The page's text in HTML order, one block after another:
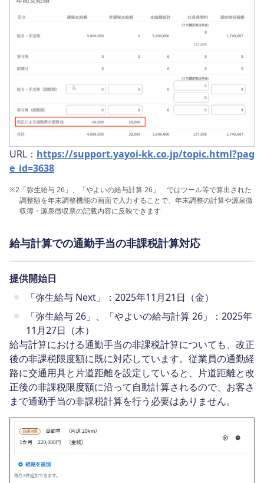
URL： https://support.yayoi-kk.co.jp/topic.html?pag
e_id=3638
※2 「弥生給与 26」、「やよいの給与計算 26」 ではツール等で算出された
調整額を年末調整機能の画面で入力することで、年末調整の計算や源泉徴
収簿・源泉徴収票の記載内容に反映できます
給与計算での通勤手当の非課税計算対応
提供開始日
「弥生給与 Next」：2025年11月21日（金）
「弥生給与 26」、「やよいの給与計算 26」：2025年
11月27日（木）
給与計算における通勤手当の非課税計算についても、改正
後の非課税限度額に既に対応しています。従業員の通勤経
路に交通用具と片道距離を設定していると、片道距離と改
正後の非課税限度額に沿って自動計算されるので、お客さ
まで通勤手当の非課税計算を行う必要はありません。